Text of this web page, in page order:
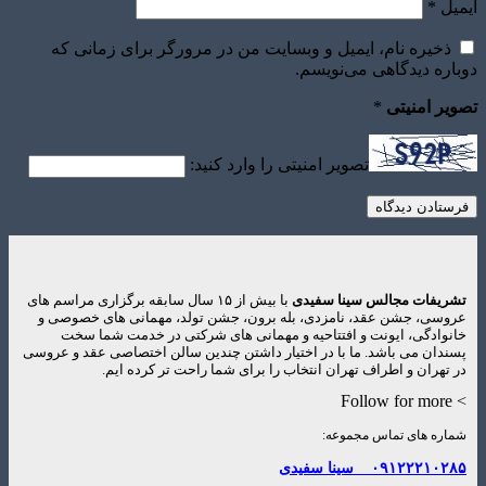
*
ذخیره نام، ایمیل و وبسایت من در مرورگر برای زمانی که
دیدگاهی می‌نویسم.
امنیتی*
تصویر امنیتی را وارد کنید:
مجالس سینا سفیدی
با بیش از ۱۵ سال سابقه برگزاری مراسم های
جشن عقد، نامزدی، بله برون، جشن تولد، مهمانی های خصوصی و
ایونت و افتتاحیه و مهمانی های شرکتی در خدمت شما سخت
می باشد. ما با در اختیار داشتن چندین سالن اختصاصی عقد و عروسی
و اطراف تهران انتخاب را برای شما راحت تر کرده ایم.
های تماس مجموعه:
سینا سفیدی